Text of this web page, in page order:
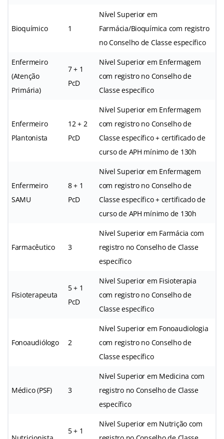
Bioquímico 1
Nível Superior em
Farmácia/Bioquímica com registro
no Conselho de Classe específico
Enfermeiro
(Atenção
Primária)
7 + 1
PcD
Nível Superior em Enfermagem
com registro no Conselho de
Classe específico
Enfermeiro
Plantonista
12 + 2
PcD
Nível Superior em Enfermagem
com registro no Conselho de
Classe específico + certificado de
curso de APH mínimo de 130h
Enfermeiro
SAMU
8 + 1
PcD
Nível Superior em Enfermagem
com registro no Conselho de
Classe específico + certificado de
curso de APH mínimo de 130h
Farmacêutico 3
Nível Superior em Farmácia com
registro no Conselho de Classe
específico
Fisioterapeuta
5 + 1
PcD
Nível Superior em Fisioterapia
com registro no Conselho de
Classe específico
Fonoaudiólogo 2
Nível Superior em Fonoaudiologia
com registro no Conselho de
Classe específico
Médico (PSF) 3
Nível Superior em Medicina com
registro no Conselho de Classe
específico
5 + 1
Nível Superior em Nutrição com